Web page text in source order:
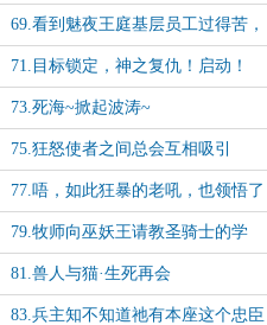
后被随便塞进某黑发精灵的身体里
吧？
69.看到魅夜王庭基层员工过得苦，
寒冬公使决定给家人们发个福利
71.目标锁定，神之复仇！启动！
73.死海~掀起波涛~
75.狂怒使者之间总会互相吸引
77.唔，如此狂暴的老吼，也领悟了
悲伤
79.牧师向巫妖王请教圣骑士的学
问，就如最闪耀的光来自最黑暗的夜
81.兽人与猫·生死再会
83.兵主知不知道祂有本座这个忠臣